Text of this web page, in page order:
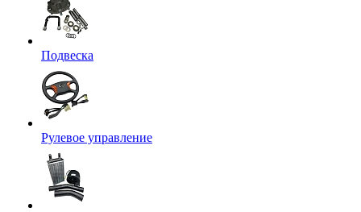
Подвеска
Рулевое управление